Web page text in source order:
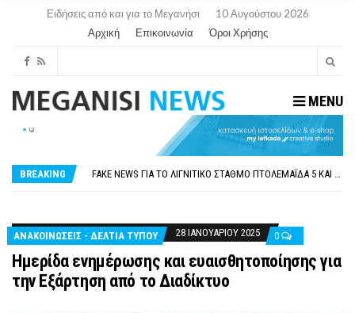
Ειδήσεις από και για το Μεγανήσι
10 Αυγούστου 2026
Αρχική
Επικοινωνία Όροι Χρήσης
MENU
BREAKING
ΠΑΡΑΙΤΉΘΗΚΕ Η ΑΝΤΙΔΉΜΑΡΧΟΣ ΠΟΛΙΤΙΣΜΟΎ ΜΕΓΑΝΗΣΊΟΥ Κ . ΕΥΑΓΓΕΛΊΑ ΜΕΛΆ. Η ΕΠΙΣΤΟΛΉ ΤΗΣ ΠΑΡΑΊΤΗΣΗΣ
FAKE NEWS ΓΙΑ ΤΟ ΛΙΓΝΙΤΙΚΌ ΣΤΑΘΜΌ ΠΤΟΛΕΜΑΪ́ΔΑ 5 ΚΑΙ ΤΗΝ ΕΝΕΡΓΕΙΑΚΉ ΑΣΦΆΛΕΙΑ ΤΗΣ ΧΏΡΑΣ
ΑΝΑΚΟΙΝΩΣΕΙΣ - ΔΕΛΤΙΑ ΤΥΠΟΥ
28 ΙΑΝΟΥΑΡΊΟΥ 2025 0
Ημερίδα ενημέρωσης και ευαισθητοποίησης για
την Εξάρτηση από το Διαδίκτυο